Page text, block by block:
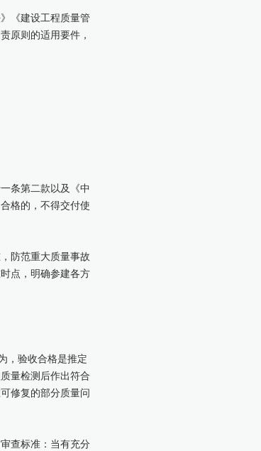
《建设工程质量管
原则的适用要件，
条第二款以及《中
格的，不得交付使
防范重大质量事故
点，明确参建各方
，验收合格是推定
量检测后作出符合
修复的部分质量问
查标准：当有充分